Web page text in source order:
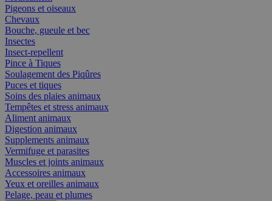
Pigeons et oiseaux
Chevaux
Bouche, gueule et bec
Insectes
Insect-repellent
Pince à Tiques
Soulagement des Piqûres
Puces et tiques
Soins des plaies animaux
Tempêtes et stress animaux
Aliment animaux
Digestion animaux
Supplements animaux
Vermifuge et parasites
Muscles et joints animaux
Accessoires animaux
Yeux et oreilles animaux
Pelage, peau et plumes